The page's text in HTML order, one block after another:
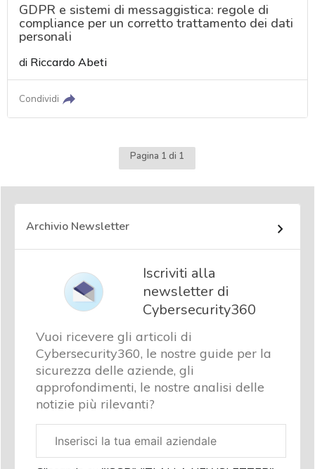
GDPR e sistemi di messaggistica: regole di
compliance per un corretto trattamento dei dati
personali
di Riccardo Abeti
Condividi
Pagina 1 di 1
Archivio Newsletter
Iscriviti alla
newsletter di
Cybersecurity360
Vuoi ricevere gli articoli di
Cybersecurity360, le nostre guide per la
sicurezza delle aziende, gli
approfondimenti, le nostre analisi delle
notizie più rilevanti?
aziendale